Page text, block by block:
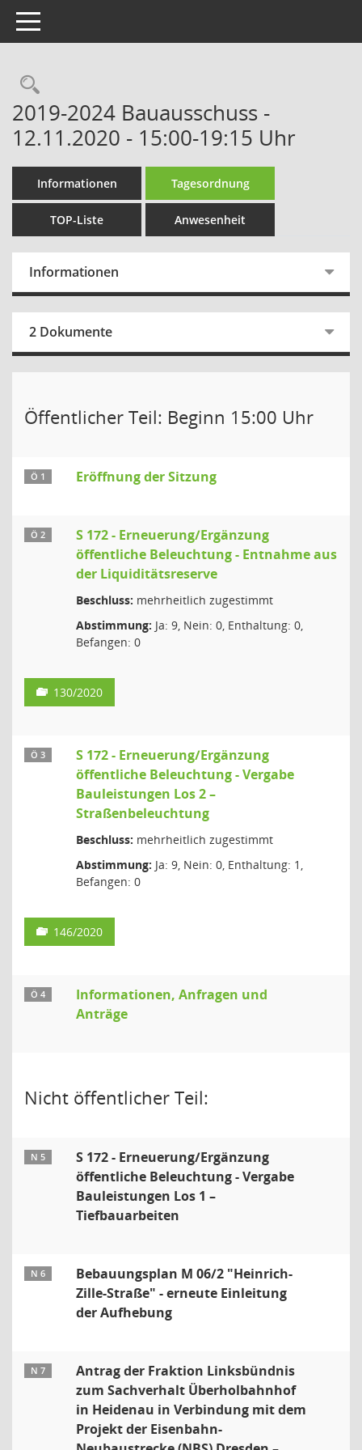
Toggle navigation
Rechercheauswahl
2019-2024 Bauausschuss -
12.11.2020 - 15:00-19:15 Uhr
Informationen Tagesordnung
TOP-Liste Anwesenheit
Informationen
2 Dokumente
Öffentlicher Teil: Beginn 15:00 Uhr
Ö 1 Eröffnung der Sitzung
Ö 2
S 172 - Erneuerung/Ergänzung
öffentliche Beleuchtung - Entnahme aus
der Liquiditätsreserve
Beschluss: mehrheitlich zugestimmt
Abstimmung: Ja: 9, Nein: 0, Enthaltung: 0,
Befangen: 0
130/2020
Ö 3
S 172 - Erneuerung/Ergänzung
öffentliche Beleuchtung - Vergabe
Bauleistungen Los 2 –
Straßenbeleuchtung
Beschluss: mehrheitlich zugestimmt
Abstimmung: Ja: 9, Nein: 0, Enthaltung: 1,
Befangen: 0
146/2020
Ö 4
Informationen, Anfragen und
Anträge
Nicht öffentlicher Teil:
N 5
S 172 - Erneuerung/Ergänzung
öffentliche Beleuchtung - Vergabe
Bauleistungen Los 1 –
Tiefbauarbeiten
N 6
Bebauungsplan M 06/2 "Heinrich-
Zille-Straße" - erneute Einleitung
der Aufhebung
N 7
Antrag der Fraktion Linksbündnis
zum Sachverhalt Überholbahnhof
in Heidenau in Verbindung mit dem
Projekt der Eisenbahn-